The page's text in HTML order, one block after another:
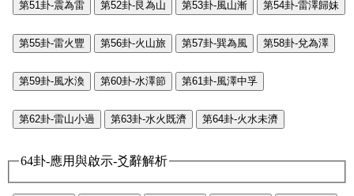
第51卦-震為雷 第52卦-艮為山 第53卦-風山漸 第54卦-雷澤歸妹
第55卦-雷火豐 第56卦-火山旅 第57卦-巽為風 第58卦-兌為澤
第59卦-風水渙 第60卦-水澤節 第61卦-風澤中孚
第62卦-雷山小過 第63卦-水火既濟 第64卦-火水未濟
64卦-應用與啟示-爻辭解析